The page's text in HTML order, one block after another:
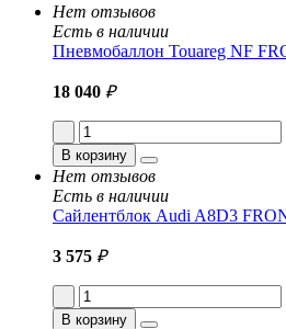
Нет отзывов
Есть в наличии
Пневмобаллон Touareg NF
18 040 ₽
В корзину
Нет отзывов
Есть в наличии
Сайлентблок Audi A8D3
3 575 ₽
В корзину